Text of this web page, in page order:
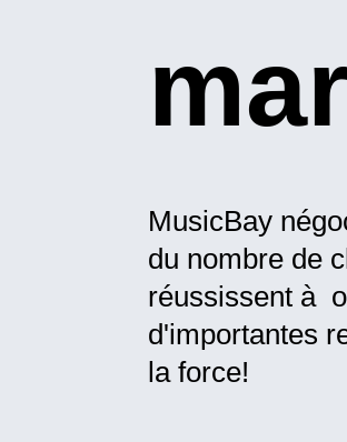
MusicBay
du nombre de
réussissent à
d'importantes
la force!